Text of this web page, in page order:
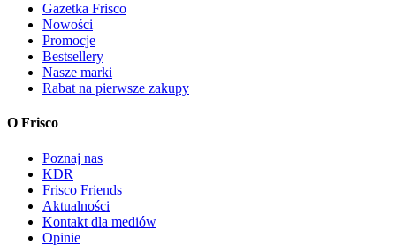
Gazetka Frisco
Nowości
Promocje
Bestsellery
Nasze marki
Rabat na pierwsze zakupy
O Frisco
Poznaj nas
KDR
Frisco Friends
Aktualności
Kontakt dla mediów
Opinie